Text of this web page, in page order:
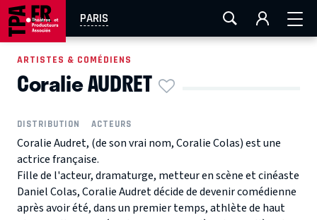
PARIS
AIX-MARSEILLE LA ROCHELLE
EN TOURNÉE
ARTISTES & COMÉDIENS
Coralie AUDRET
DISTRIBUTION ACTEURS
Coralie Audret, (de son vrai nom, Coralie Colas) est une
actrice française.
Fille de l'acteur, dramaturge, metteur en scène et cinéaste
Daniel Colas, Coralie Audret décide de devenir comédienne
après avoir été, dans un premier temps, athlète de haut